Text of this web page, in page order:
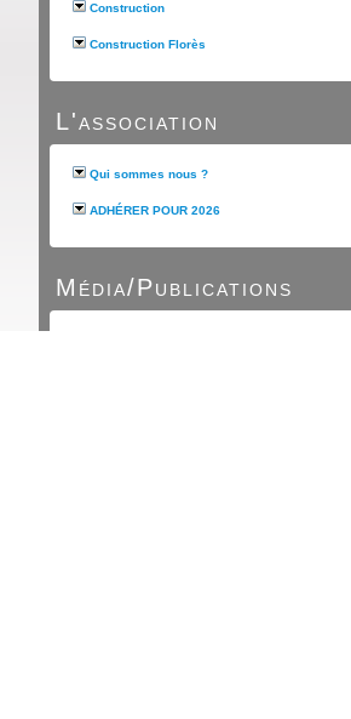
Construction
Construction Florès
L'association
Qui sommes nous ?
ADHÉRER POUR 2026
Média/Publications